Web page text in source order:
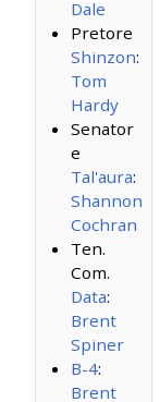
Dale
Pretore
Shinzon:
Tom
Hardy
Senator
e
Tal'aura:
Shannon
Cochran
Ten.
Com.
Data:
Brent
Spiner
B-4:
Brent